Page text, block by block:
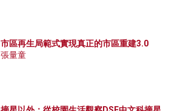
市區再生局範式實現真正的市區重建3.0
張量童